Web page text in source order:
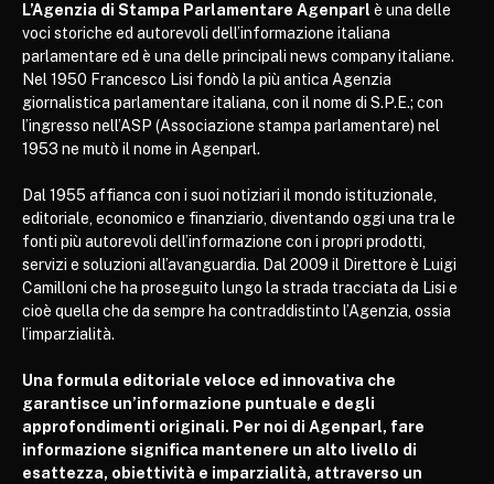
L’Agenzia di Stampa Parlamentare Agenparl è una delle
voci storiche ed autorevoli dell’informazione italiana
parlamentare ed è una delle principali news company italiane.
Nel 1950 Francesco Lisi fondò la più antica Agenzia
giornalistica parlamentare italiana, con il nome di S.P.E.; con
l’ingresso nell’ASP (Associazione stampa parlamentare) nel
1953 ne mutò il nome in Agenparl.
Dal 1955 affianca con i suoi notiziari il mondo istituzionale,
editoriale, economico e finanziario, diventando oggi una tra le
fonti più autorevoli dell’informazione con i propri prodotti,
servizi e soluzioni all’avanguardia. Dal 2009 il Direttore è Luigi
Camilloni che ha proseguito lungo la strada tracciata da Lisi e
cioè quella che da sempre ha contraddistinto l’Agenzia, ossia
l’imparzialità.
Una formula editoriale veloce ed innovativa che
garantisce un’informazione puntuale e degli
approfondimenti originali. Per noi di Agenparl, fare
informazione significa mantenere un alto livello di
esattezza, obiettività e imparzialità, attraverso un